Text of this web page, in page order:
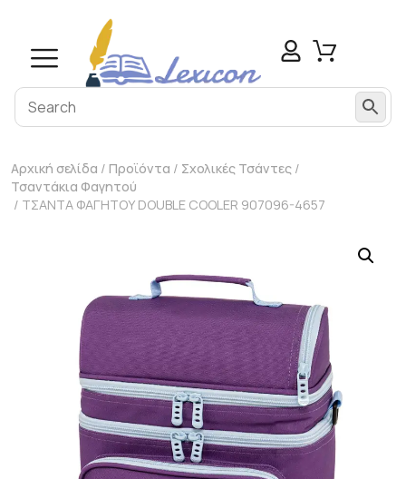
Αρχική σελίδα / Προϊόντα / Σχολικές Τσάντες /
Τσαντάκια Φαγητού
/ ΤΣΑΝΤΑ ΦΑΓΗΤΟΥ DOUBLE COOLER 907096-4657